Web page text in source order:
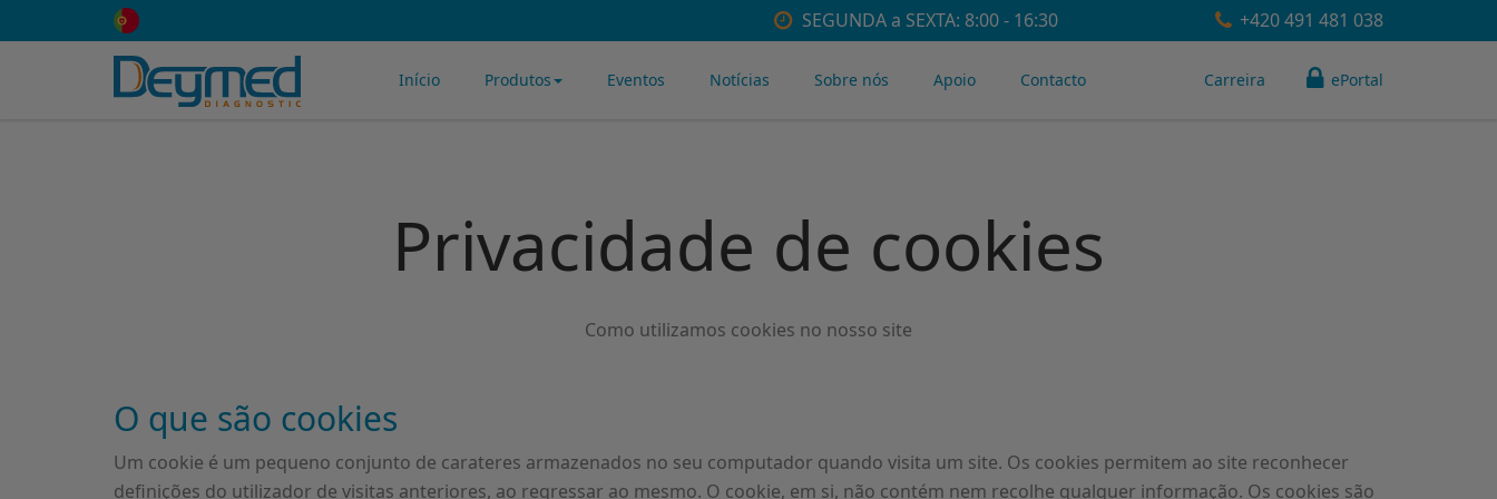
SEGUNDA a SEXTA: 8:00 - 16:30 +420 491 481 038
Carreira ePortal
Início Produtos Eventos Notícias Sobre nós Apoio Contacto
Privacidade de cookies
Como utilizamos cookies no nosso site
O que são cookies
Um cookie é um pequeno conjunto de carateres armazenados no seu computador quando visita um site. Os cookies permitem ao site reconhecer
definições do utilizador de visitas anteriores, ao regressar ao mesmo. O cookie, em si, não contém nem recolhe qualquer informação. Os cookies são